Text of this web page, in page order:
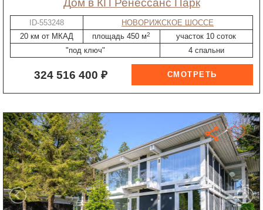
дом в КП Ренессанс Парк
ID-553248
НОВОРИЖСКОЕ ШОССЕ
20 км от МКАД
площадь 450 м2
участок 10 соток
"под ключ"
4 спальни
324 516 400 ₽